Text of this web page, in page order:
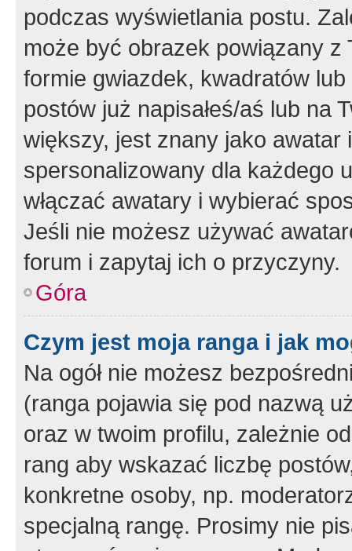
podczas wyświetlania postu.
może być obrazek powiązany z
formie gwiazdek, kwadratów
postów już napisałeś/aś lub na
większy, jest znany jako
spersonalizowany dla każdego
włączać awatary i wybierać
Jeśli nie możesz używać
forum i zapytaj ich o przyczyny.
Góra
Czym jest moja ranga i jak
Na ogół nie możesz
(ranga pojawia się pod nazwą
oraz w twoim profilu, zależnie
rang aby wskazać liczbę
konkretne osoby, np.
specjalną rangę. Prosimy nie